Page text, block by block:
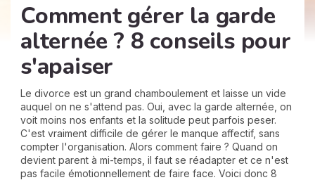
Comment gérer la garde
alternée ? 8 conseils pour
s'apaiser
Le divorce est un grand chamboulement et laisse un vide
auquel on ne s'attend pas. Oui, avec la garde alternée, on
voit moins nos enfants et la solitude peut parfois peser.
C'est vraiment difficile de gérer le manque affectif, sans
compter l'organisation. Alors comment faire ? Quand on
devient parent à mi-temps, il faut se réadapter et ce n'est
pas facile émotionnellement de faire face. Voici donc 8